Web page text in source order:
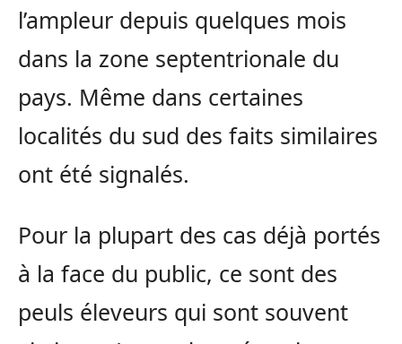
l’ampleur depuis quelques mois
dans la zone septentrionale du
pays. Même dans certaines
localités du sud des faits similaires
ont été signalés.
Pour la plupart des cas déjà portés
à la face du public, ce sont des
peuls éleveurs qui sont souvent